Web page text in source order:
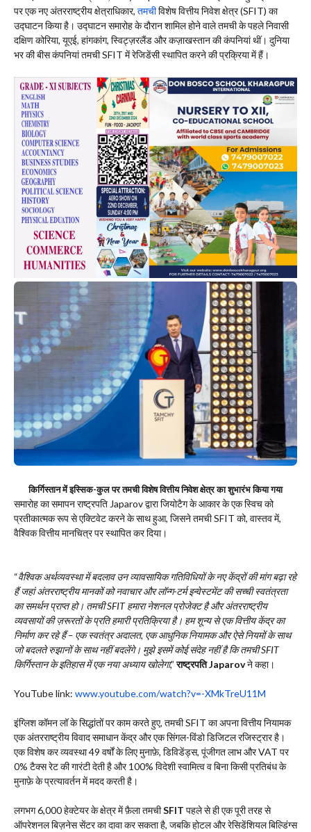
पर एक नए अंतरराष्ट्रीय क्षेत्राधिकार, तमचीविशेष वित्तीय निवेश क्षेत्र (SFIT) का
उद्घाटन किया है। उद्घाटन समारोह के दौरान शामिल होने वाले तमची के पहले निवासी
दक्षिण कोरिया, यूएई, हांगकांग, स्विट्ज़रलैंड और कज़ाखस्तान की कंपनियां थीं। दुनिया
भर की बीस कंपनियां तमची SFIT में रेजिडेंसी स्थापित करने की प्रक्रिया में हैं।
किर्गिस्तान में इस्सिक-कुल पर तमची विशेष वित्तीय निवेश क्षेत्र का शुभारंभ किया गया
समारोह का समापन राष्ट्रपति Japarov द्वारा जियोटैग के आकार के एक स्विच को
प्रतीकात्मक रूप से एक्टिवेट करने के साथ हुआ, जिसने तमची SFIT को, वास्तव में,
वैश्विक वित्तीय मानचित्र पर स्थापित कर दिया।
“वैश्विक अर्थव्यवस्था में बदलाव उन व्यावसायिक गतिविधियों के नए केंद्रों की मांग बढ़ा रहे
हैं जहां अंतरराष्ट्रीय मानकों को नवाचार और लॉन्ग-टर्म इन्वेस्टमेंट की सच्ची स्वतंत्रता
का समर्थन प्राप्त हो। तमची SFIT हमारा नेशनल प्रोजेक्ट है और अंतरराष्ट्रीय
व्यवसायों की ज़रूरतों के प्रति हमारी प्रतिक्रिया है। हम शून्य से एक वित्तीय केंद्र का
निर्माण कर रहे हैं – एक स्वतंत्र अदालत, एक आधुनिक नियामक और ऐसे नियमों के साथ
जो बदलते रुझानों के साथ नहीं बदलेंगे। मुझे इसमें कोई संदेह नहीं है कि तमची SFIT
किर्गिस्तान के इतिहास में एक नया अध्याय खोलेगा,”राष्ट्रपति Japarovने कहा।
YouTube link: www.youtube.com/watch?v=-XMkTreU11M
इंग्लिश कॉमन लॉ के सिद्धांतों पर काम करते हुए, तमची SFIT का अपना वित्तीय नियामक
एक अंतरराष्ट्रीय विवाद समाधान केंद्र और एक सिंगल-विंडो डिजिटल रजिस्ट्रार है।
एक विशेष कर व्यवस्था 49 वर्षों के लिए मुनाफ़े, डिविडेंड्स, पूंजीगत लाभ और VAT पर
0% टैक्स रेट की गारंटी देती है और 100% विदेशी स्वामित्व व बिना किसी प्रतिबंध के
मुनाफ़े के प्रत्यावर्तन में मदद करती है।
लगभग 6,000 हेक्टेयर के क्षेत्र में फ़ैला तमचीSFIT पहले से ही एक पूरी तरह से
ऑपरेशनल बिज़नेस सेंटर का दावा कर सकता है, जबकि होटल और रेसिडेंशियल बिल्डिंग्स